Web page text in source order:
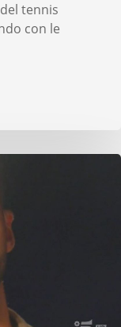
tennis
con le